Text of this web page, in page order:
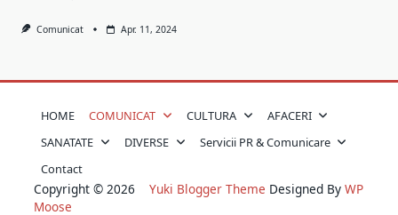
Comunicat Apr. 11, 2024
HOME COMUNICAT CULTURA
AFACERI
SANATATE
DIVERSE
Servicii PR & Comunicare
Contact
Copyright © 2026 Yuki Blogger Theme Designed By WP
Moose